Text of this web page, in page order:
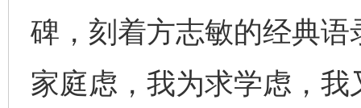
碑，刻着方志敏的经典语
家庭虑，我为求学虑，